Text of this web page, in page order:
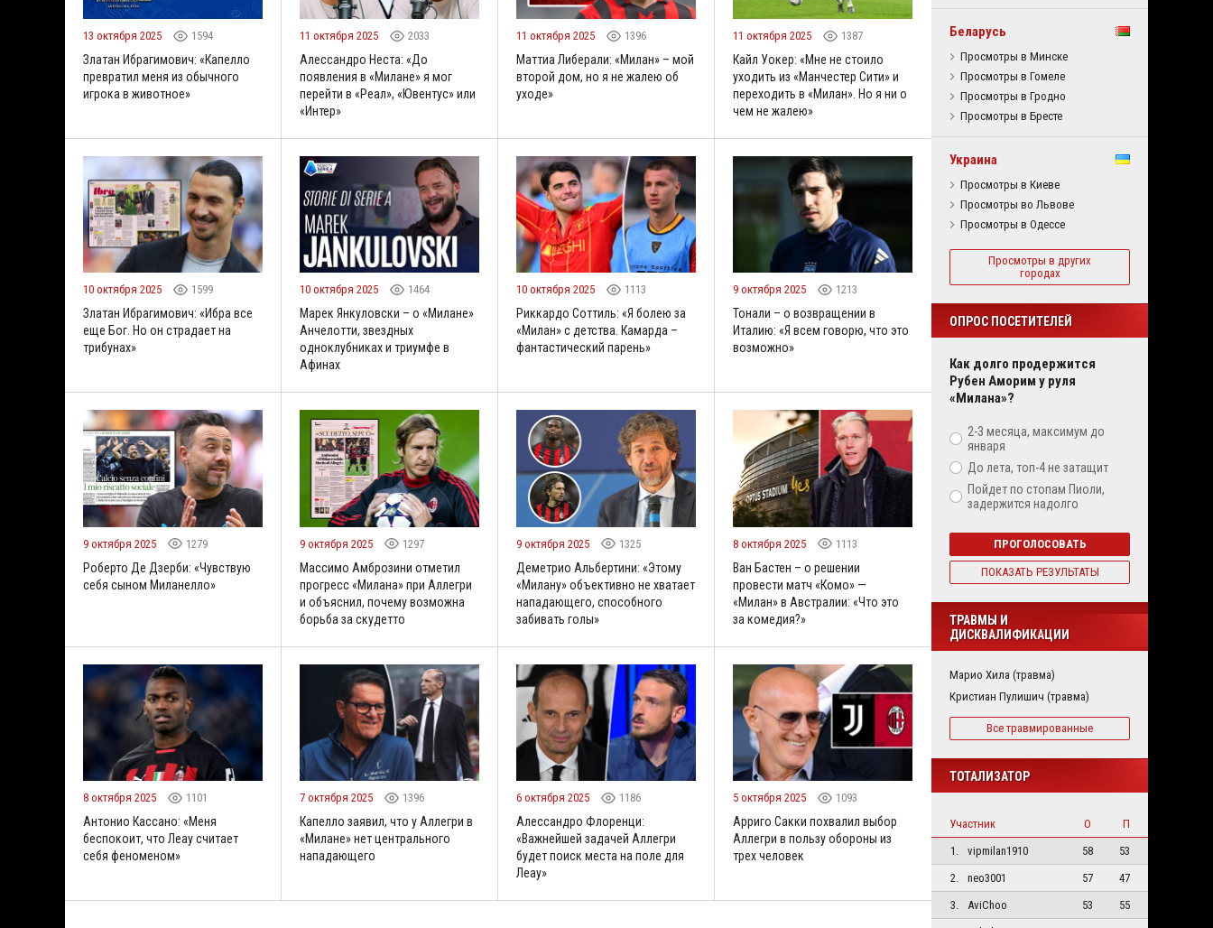
13 октября 2025 1594
Златан Ибрагимович: «Капелло
превратил меня из обычного
игрока в животное»
11 октября 2025 2033
Алессандро Неста: «До
появления в «Милане» я мог
перейти в «Реал», «Ювентус» или
«Интер»
11 октября 2025 1396
Маттиа Либерали: «Милан» – мой
второй дом, но я не жалею об
уходе»
11 октября 2025 1387
Кайл Уокер: «Мне не стоило
уходить из «Манчестер Сити» и
переходить в «Милан». Но я ни о
чем не жалею»
10 октября 2025 1599
Златан Ибрагимович: «Ибра все
еще Бог. Но он страдает на
трибунах»
10 октября 2025 1464
Марек Янкуловски – о «Милане»
Анчелотти, звездных
одноклубниках и триумфе в
Афинах
10 октября 2025 1113
Риккардо Соттиль: «Я болею за
«Милан» с детства. Камарда –
фантастический парень»
9 октября 2025 1213
Тонали – о возвращении в
Италию: «Я всем говорю, что это
возможно»
9 октября 2025 1279
Роберто Де Дзерби: «Чувствую
себя сыном Миланелло»
9 октября 2025 1297
Массимо Амброзини отметил
прогресс «Милана» при Аллегри
и объяснил, почему возможна
борьба за скудетто
9 октября 2025 1325
Деметрио Альбертини: «Этому
«Милану» объективно не хватает
нападающего, способного
забивать голы»
8 октября 2025 1113
Ван Бастен – о решении
провести матч «Комо» —
«Милан» в Австралии: «Что это
за комедия?»
8 октября 2025 1101
Антонио Кассано: «Меня
беспокоит, что Леау считает
себя феноменом»
7 октября 2025 1396
Капелло заявил, что у Аллегри в
«Милане» нет центрального
нападающего
6 октября 2025 1186
Алессандро Флоренци:
«Важнейшей задачей Аллегри
будет поиск места на поле для
Леау»
5 октября 2025 1093
Арриго Сакки похвалил выбор
Аллегри в пользу обороны из
трех человек
Беларусь
Просмотры в Минске
Просмотры в Гомеле
Просмотры в Гродно
Просмотры в Бресте
Украина
Просмотры в Киеве
Просмотры во Львове
Просмотры в Одессе
Просмотры в других
городах
ОПРОС ПОСЕТИТЕЛЕЙ
Как долго продержится
Рубен Аморим у руля
«Милана»?
2-3 месяца, максимум до
января
До лета, топ-4 не затащит
Пойдет по стопам Пиоли,
задержится надолго
ПРОГОЛОСОВАТЬ
ПОКАЗАТЬ РЕЗУЛЬТАТЫ
ТРАВМЫ И
ДИСКВАЛИФИКАЦИИ
Марио Хила (травма)
Кристиан Пулишич (травма)
Все травмированные
ТОТАЛИЗАТОР
Участник О
П
1.
vipmilan1910 58
53
2.
neo3001 57
47
3.
AviChoo 53
55